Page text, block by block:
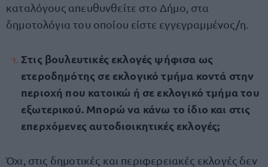
καταλόγους απευθυνθείτε στο Δήμο, στα
δημοτολόγια του οποίου είστε εγγεγραμμένος/η.
Στις βουλευτικές εκλογές ψήφισα ως
ετεροδημότης σε εκλογικό τμήμα κοντά στην
περιοχή που κατοικώ ή σε εκλογικό τμήμα του
εξωτερικού. Μπορώ να κάνω το ίδιο και στις
επερχόμενες αυτοδιοικητικές εκλογές;
Όχι, στις δημοτικές και περιφερειακές εκλογές δεν